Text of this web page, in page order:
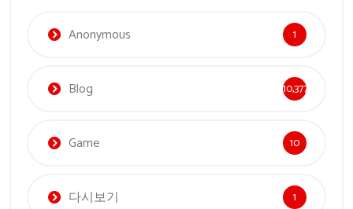
Anonymous 1
Blog 10,377
Game 10
다시보기 1